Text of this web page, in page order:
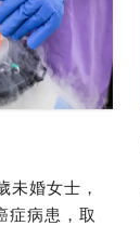
未婚女士，
症病患，取